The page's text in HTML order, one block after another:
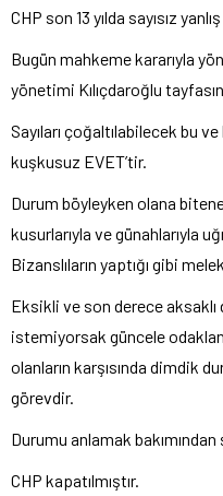
CHP son 13 yılda sayısız
Bugün mahkeme kararıyla
yönetimi Kılıçdaroğlu
Sayıları çoğaltılabilecek bu
kuşkusuz EVET’tir.
Durum böyleyken olana
kusurlarıyla ve günahlarıyla
Bizanslıların yaptığı gibi
Eksikli ve son derece
istemiyorsak güncele
olanların karşısında dimdik
görevdir.
Durumu anlamak
CHP kapatılmıştır.